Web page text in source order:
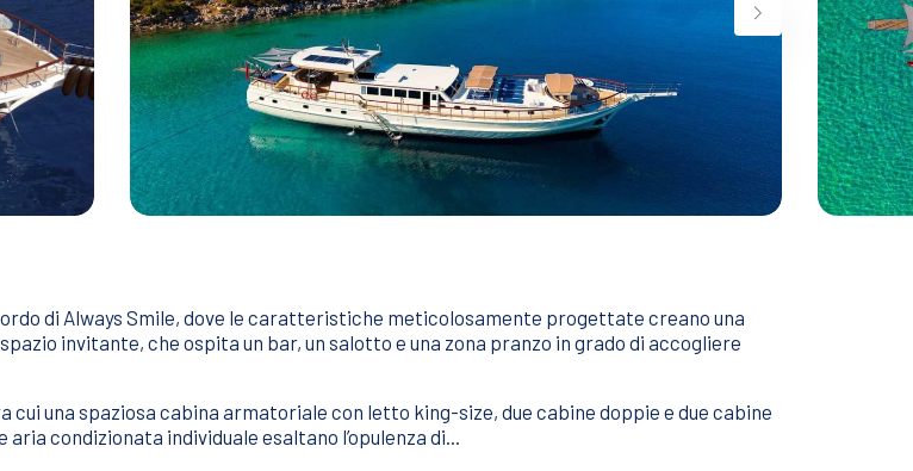
di Always Smile, dove le caratteristiche meticolosamente progettate creano una
invitante, che ospita un bar, un salotto e una zona pranzo in grado di accogliere
una spaziosa cabina armatoriale con letto king-size, due cabine doppie e due cabine
condizionata individuale esaltano l’opulenza di...